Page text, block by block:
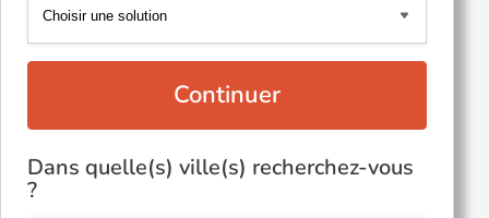
Continuer
Dans quelle(s) ville(s) recherchez-vous
?